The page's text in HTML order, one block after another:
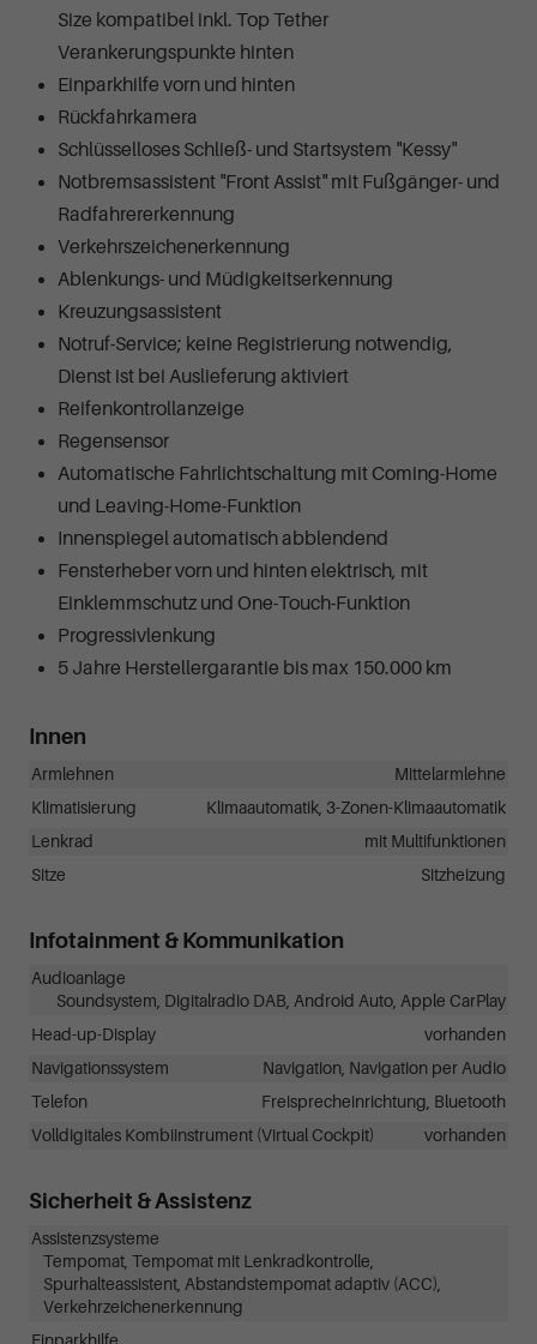
Size kompatibel inkl. Top Tether
Verankerungspunkte hinten
Einparkhilfe vorn und hinten
Rückfahrkamera
Schlüsselloses Schließ- und Startsystem "Kessy"
Notbremsassistent "Front Assist" mit Fußgänger- und
Radfahrererkennung
Verkehrszeichenerkennung
Ablenkungs- und Müdigkeitserkennung
Kreuzungsassistent
Notruf-Service; keine Registrierung notwendig,
Dienst ist bei Auslieferung aktiviert
Reifenkontrollanzeige
Regensensor
Automatische Fahrlichtschaltung mit Coming-Home
und Leaving-Home-Funktion
Innenspiegel automatisch abblendend
Fensterheber vorn und hinten elektrisch, mit
Einklemmschutz und One-Touch-Funktion
Progressivlenkung
5 Jahre Herstellergarantie bis max 150.000 km
Innen
Armlehnen
Mittelarmlehne
Klimatisierung
Klimaautomatik, 3-Zonen-Klimaautomatik
Lenkrad
mit Multifunktionen
Sitze
Sitzheizung
Infotainment & Kommunikation
Audioanlage
Soundsystem, Digitalradio DAB, Android Auto, Apple CarPlay
Head-up-Display
vorhanden
Navigationssystem
Navigation, Navigation per Audio
Telefon
Freisprecheinrichtung, Bluetooth
Volldigitales Kombiinstrument (Virtual Cockpit)
vorhanden
Sicherheit & Assistenz
Assistenzsysteme
Tempomat, Tempomat mit Lenkradkontrolle,
Spurhalteassistent, Abstandstempomat adaptiv (ACC),
Verkehrzeichenerkennung